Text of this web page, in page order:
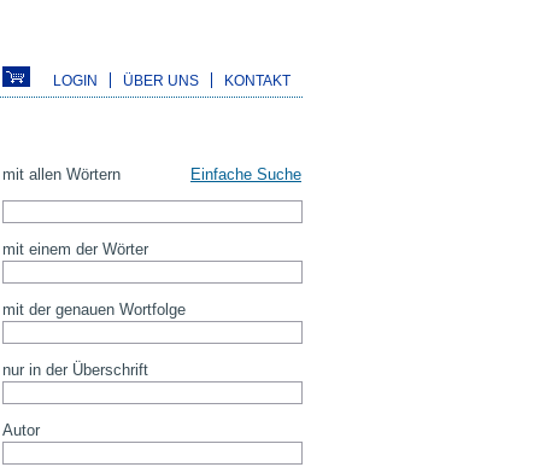
LOGIN ÜBER UNS KONTAKT
mit allen Wörtern Einfache Suche
mit einem der Wörter
mit der genauen Wortfolge
nur in der Überschrift
Autor